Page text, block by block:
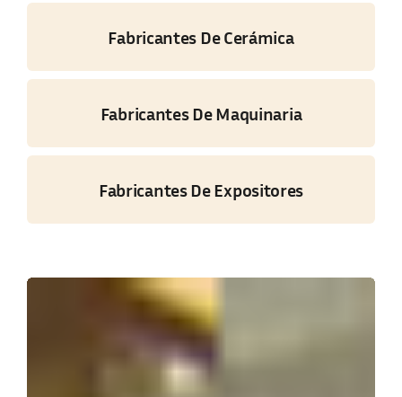
Fabricantes De Cerámica
Fabricantes De Maquinaria
Fabricantes De Expositores